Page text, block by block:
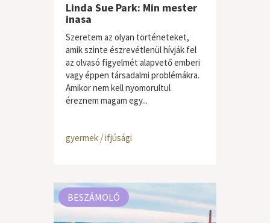
Linda Sue Park: Min mester
inasa
Szeretem az olyan történeteket,
amik szinte észrevétlenül hívják fel
az olvasó figyelmét alapvető emberi
vagy éppen társadalmi problémákra.
Amikor nem kell nyomorultul
éreznem magam egy...
gyermek / ifjúsági
BESZÁMOLÓ